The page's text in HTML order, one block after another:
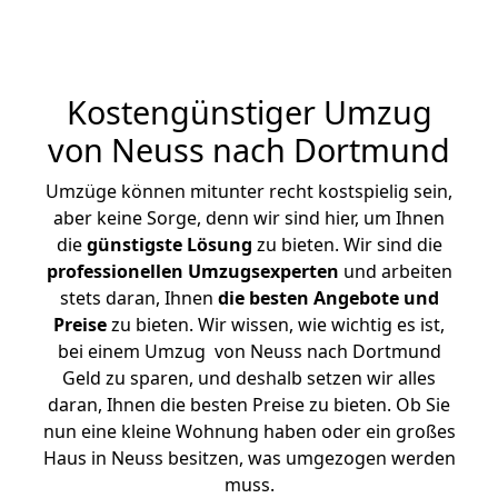
Kostengünstiger Umzug
von Neuss nach Dortmund
Umzüge können mitunter recht kostspielig sein,
aber keine Sorge, denn wir sind hier, um Ihnen
diegünstigste Lösung zu bieten. Wir sind die
professionellen Umzugsexperten und arbeiten
stets daran, Ihnen die besten Angebote und
Preisezu bieten. Wir wissen, wie wichtig es ist,
bei einem Umzug von Neuss nach Dortmund
Geld zu sparen, und deshalb setzen wir alles
daran, Ihnen die besten Preise zu bieten. Ob Sie
nun eine kleine Wohnung haben oder ein großes
Haus in Neuss besitzen, was umgezogen werden
muss.